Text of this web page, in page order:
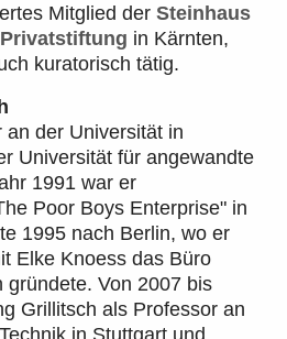
Mitglied der Steinhaus
in Kärnten,
kuratorisch tätig.
an der Universität in
Universität für angewandte
1991 war er
Poor Boys Enterprise" in
1995 nach Berlin, wo er
Elke Knoess das Büro
gründete. Von 2007 bis
Grillitsch als Professor an
in Stuttgart und